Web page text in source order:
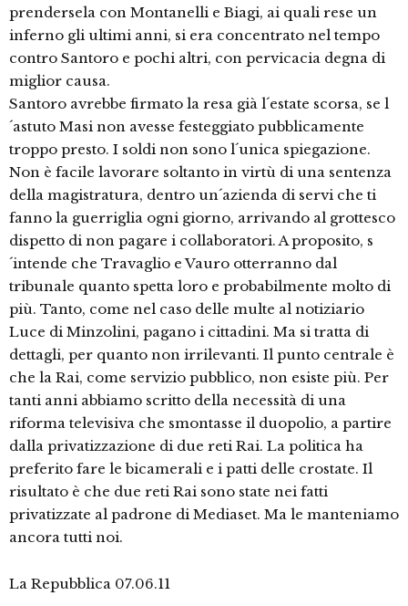
prendersela con Montanelli e Biagi, ai quali rese un
inferno gli ultimi anni, si era concentrato nel tempo
contro Santoro e pochi altri, con pervicacia degna di
miglior causa.
Santoro avrebbe firmato la resa già l´estate scorsa, se l
´astuto Masi non avesse festeggiato pubblicamente
troppo presto. I soldi non sono l´unica spiegazione.
Non è facile lavorare soltanto in virtù di una sentenza
della magistratura, dentro un´azienda di servi che ti
fanno la guerriglia ogni giorno, arrivando al grottesco
dispetto di non pagare i collaboratori. A proposito, s
´intende che Travaglio e Vauro otterranno dal
tribunale quanto spetta loro e probabilmente molto di
più. Tanto, come nel caso delle multe al notiziario
Luce di Minzolini, pagano i cittadini. Ma si tratta di
dettagli, per quanto non irrilevanti. Il punto centrale è
che la Rai, come servizio pubblico, non esiste più. Per
tanti anni abbiamo scritto della necessità di una
riforma televisiva che smontasse il duopolio, a partire
dalla privatizzazione di due reti Rai. La politica ha
preferito fare le bicamerali e i patti delle crostate. Il
risultato è che due reti Rai sono state nei fatti
privatizzate al padrone di Mediaset. Ma le manteniamo
ancora tutti noi.
La Repubblica 07.06.11